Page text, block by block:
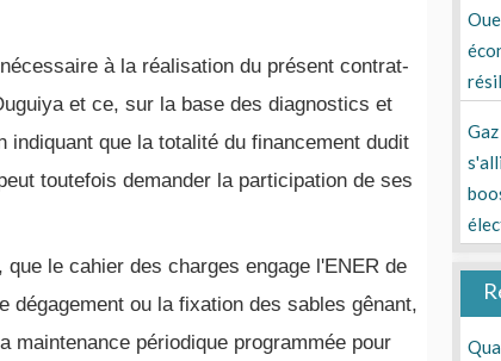
à la réalisation du présent contrat-
et ce, sur la base des diagnostics et
que la totalité du financement dudit
toutefois demander la participation de ses
le cahier des charges engage l'ENER de
ou la fixation des sables gênant,
maintenance périodique programmée pour